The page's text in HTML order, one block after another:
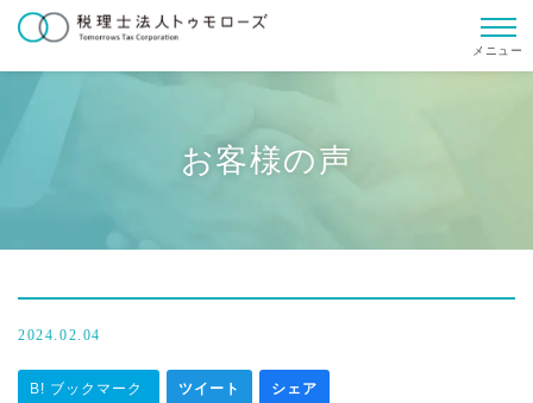
メニュー
お客様の声
2024.02.04
B! ブックマーク ツイート シェア